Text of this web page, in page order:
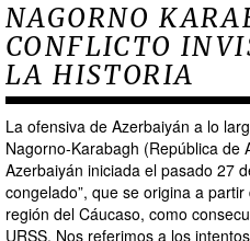
NAGORNO
CONFLICTO
LA HISTORIA
La ofensiva de Azerbaiyán a lo
Nagorno-Karabagh (República de
Azerbaiyán iniciada el pasado 27
congelado”, que se origina a
región del Cáucaso, como
URSS. Nos referimos a los